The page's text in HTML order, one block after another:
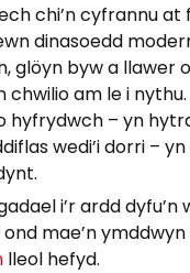
chi’n cyfrannu
dinasoedd
glöyn byw a llawer
chwilio am le i
hyfrydwch – yn
wedi’i dorri –
i’r ardd dyfu’n
mae’n
lleol hefyd.